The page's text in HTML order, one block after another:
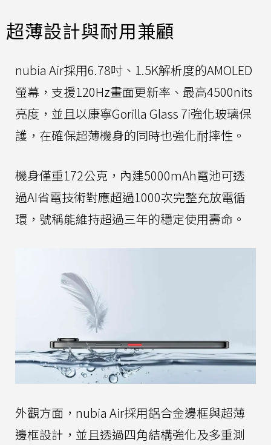
超薄設計與耐用兼顧
nubia Air採用6.78吋、1.5K解析度的AMOLED
螢幕，支援120Hz畫面更新率、最高4500nits
亮度，並且以康寧Gorilla Glass 7i強化玻璃保
護，在確保超薄機身的同時也強化耐摔性。
機身僅重172公克，內建5000mAh電池可透
過AI省電技術對應超過1000次完整充放電循
環，號稱能維持超過三年的穩定使用壽命。
外觀方面，nubia Air採用鋁合金邊框與超薄
邊框設計，並且透過四角結構強化及多重測